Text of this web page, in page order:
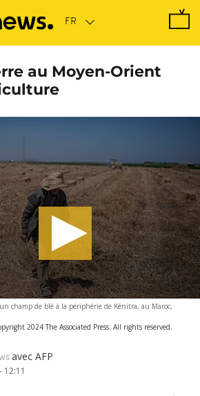
au Moyen-Orient
champ de blé à la périphérie de Kénitra, au Maroc,
2024 The Associated Press. All rights reserved.
avec AFP
12:11